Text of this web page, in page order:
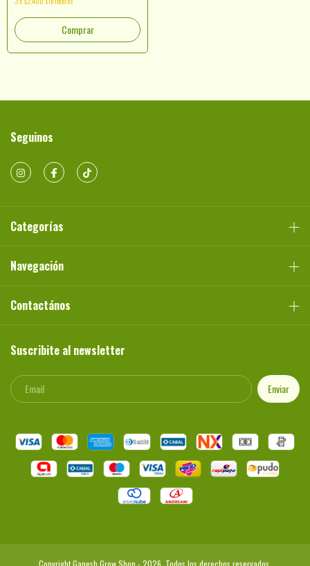
Comprar
Seguinos
Categorías
Navegación
Contactános
Suscribite al newsletter
Copyright Ganesh Grow Shop - 2026. Todos los derechos reservados.